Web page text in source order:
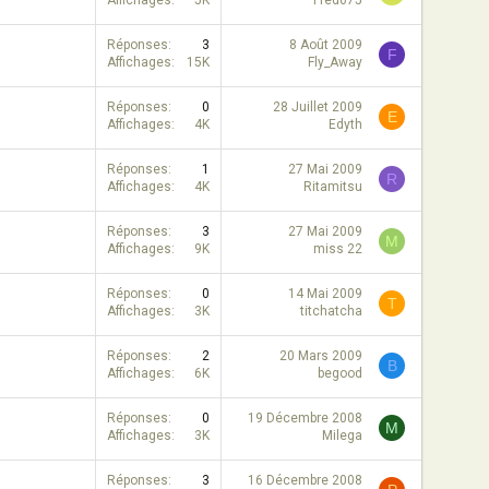
Réponses
3
Affichages
15K
8 Août 2009
Fly_Away
F
Réponses
0
Affichages
4K
28 Juillet 2009
Edyth
E
Réponses
1
Affichages
4K
27 Mai 2009
Ritamitsu
R
Réponses
3
Affichages
9K
27 Mai 2009
miss 22
M
Réponses
0
Affichages
3K
14 Mai 2009
titchatcha
T
Réponses
2
Affichages
6K
20 Mars 2009
begood
B
Réponses
0
Affichages
3K
19 Décembre 2008
Milega
M
Réponses 3 16 Décembre 2008